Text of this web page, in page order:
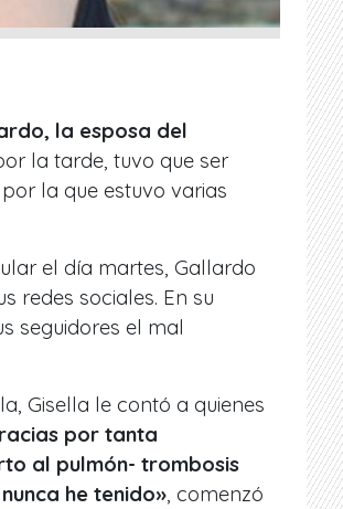
la esposa del
la tarde, tuvo que ser
por la que estuvo varias
el día martes, Gallardo
redes sociales. En su
seguidores el mal
Gisella le contó a quienes
por tanta
al pulmón- trombosis
he tenido» , comenzó